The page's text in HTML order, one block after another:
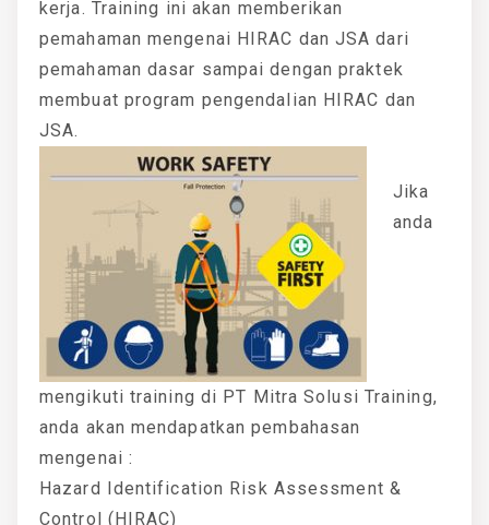
kerja. Training ini akan memberikan
pemahaman mengenai HIRAC dan JSA dari
pemahaman dasar sampai dengan praktek
membuat program pengendalian HIRAC dan
JSA.
Jika
anda
mengikuti training di PT Mitra Solusi Training,
anda akan mendapatkan pembahasan
mengenai :
Hazard Identification Risk Assessment &
Control (HIRAC)